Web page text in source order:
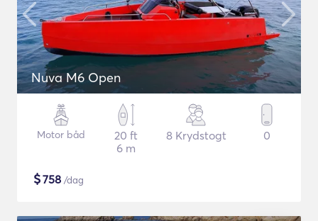
Nuva M6 Open
Motor båd
20 ft
6 m
8 Krydstogt 0
$758 /dag